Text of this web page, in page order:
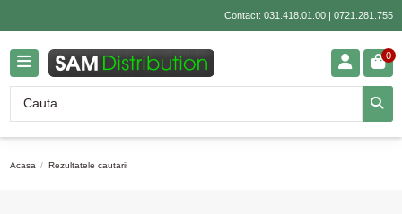
Contact: 031.418.01.00| 0721.281.755
0
Acasa Rezultatele cautarii